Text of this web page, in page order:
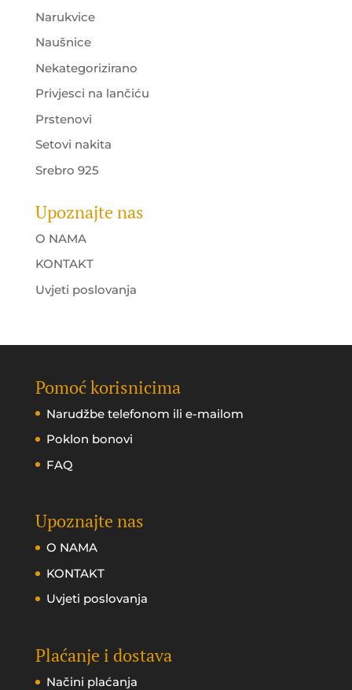
Narukvice
Naušnice
Nekategorizirano
Privjesci na lančiću
Prstenovi
Setovi nakita
Srebro 925
Upoznajte nas
O NAMA
KONTAKT
Uvjeti poslovanja
Pomoć korisnicima
Narudžbe telefonom ili e-mailom
Poklon bonovi
FAQ
Upoznajte nas
O NAMA
KONTAKT
Uvjeti poslovanja
Plaćanje i dostava
Načini plaćanja